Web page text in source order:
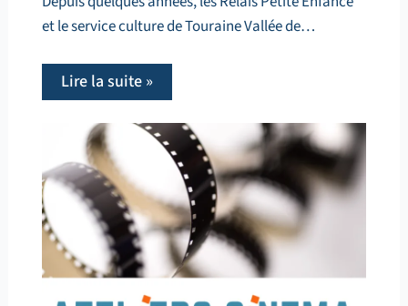
et le service culture de Touraine Vallée de…
Lire la suite »